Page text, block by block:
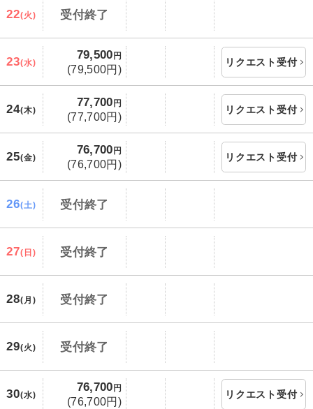
22(火) 受付終了
23(水)
79,500 円
(79,500円)
リクエスト受付
24(木)
77,700 円
(77,700円)
リクエスト受付
25(金)
76,700 円
(76,700円)
リクエスト受付
26(土) 受付終了
27(日) 受付終了
28(月) 受付終了
29(火) 受付終了
30(水)
76,700 円
(76,700円)
リクエスト受付